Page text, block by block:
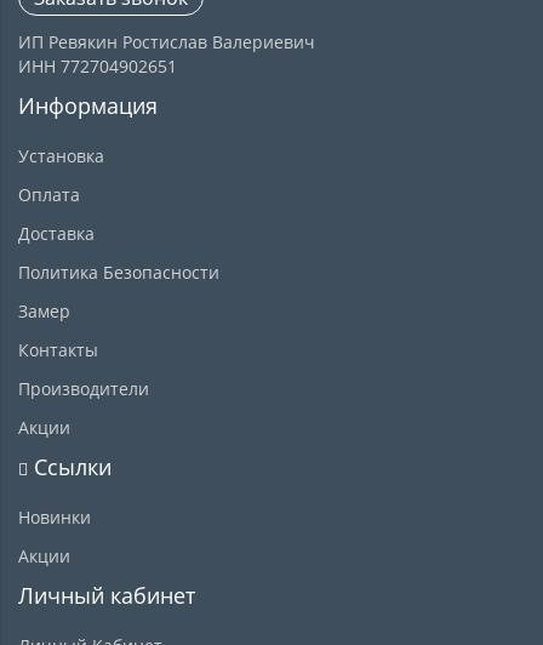
ИП Ревякин Ростислав Валериевич
ИНН 772704902651
Информация
Установка
Оплата
Доставка
Политика Безопасности
Замер
Контакты
Производители
Акции
Ссылки
Новинки
Акции
Личный кабинет